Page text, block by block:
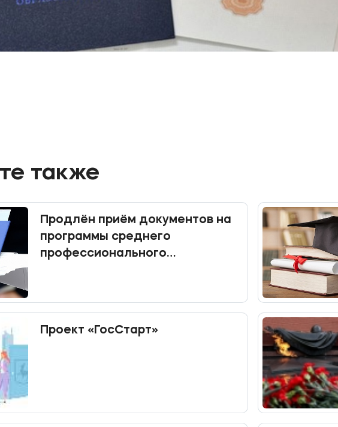
также
Продлён приём документов на
программы среднего
профессионального
Проект «ГосСтарт»